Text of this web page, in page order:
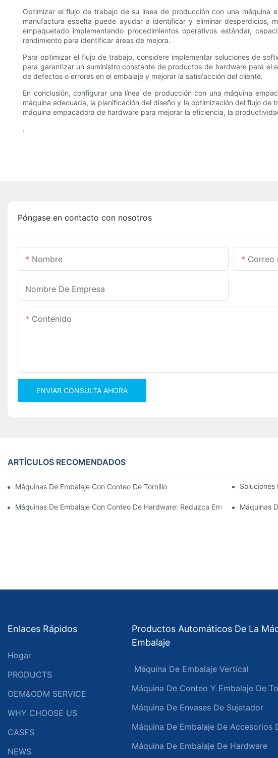
Optimizar el flujo de trabajo de su línea de producción con una máquina
manufactura esbelta puede ayudar a identificar y eliminar desperdicios,
empaquetado implementando procedimientos operativos estándar,
rendimiento para identificar áreas de mejora.
Para optimizar el flujo de trabajo, considere implementar soluciones de
para garantizar un suministro constante de productos de hardware para
de defectos o errores en el embalaje y mejorar la satisfacción del cliente.
En conclusión, configurar una línea de producción con una máquina
máquina adecuada, la planificación del diseño y la optimización del flujo
máquina empacadora de hardware para mejorar la eficiencia, la
.
Póngase en contacto con nosotros
Nombre Correo
Nombre De Empresa
Contenido
ENVIAR CONSULTA AHORA
ARTÍCULOS RECOMENDADOS
Máquinas De Embalaje Con Conteo De Tornillos Para Obtener ResultadosSoluciones
Máquinas De Embalaje Con Conteo De Hardware: Reduzca Errores Y Aumente
Máquinas
Enlaces Rápidos
Hogar
PRODUCTS
OEM&ODM SERVICE
WHY CHOOSE US
CASES
NEWS
Productos Automáticos De La
Embalaje
Máquina De Embalaje Vertical
Máquina De Conteo Y Embalaje De
Máquina De Envases De Sujetador
Máquina De Embalaje De Accesorios
Máquina De Embalaje De Hardware